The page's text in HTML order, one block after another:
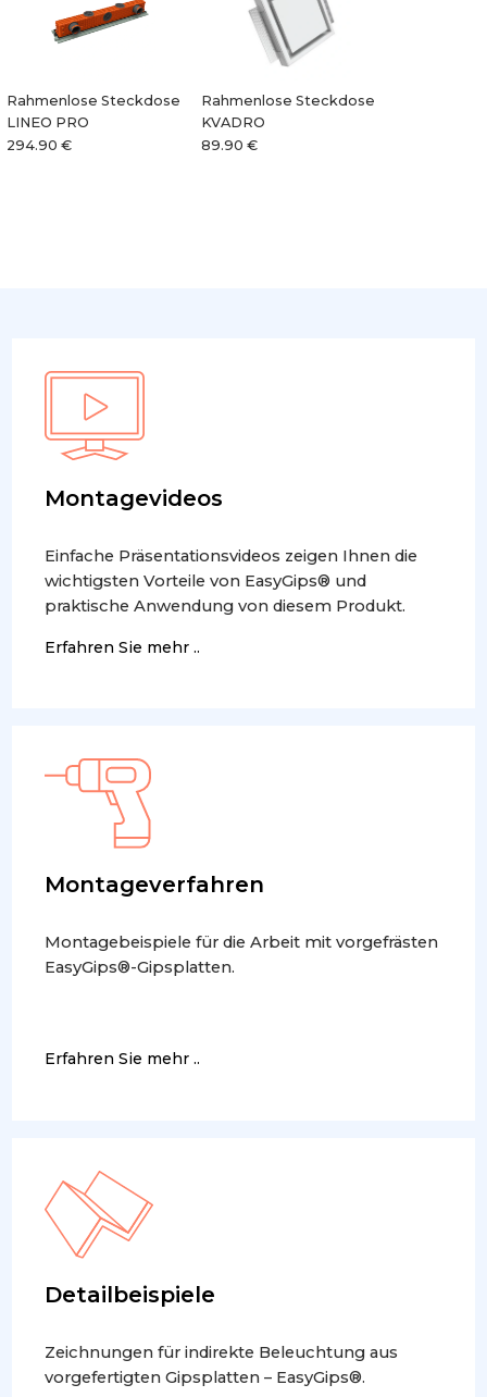
Rahmenlose Steckdose
LINEO PRO
294.90 €
Rahmenlose Steckdose
KVADRO
89.90 €
Montagevideos
Einfache Präsentationsvideos zeigen Ihnen die
wichtigsten Vorteile von EasyGips® und
praktische Anwendung von diesem Produkt.
Erfahren Sie mehr ..
Montageverfahren
Montagebeispiele für die Arbeit mit vorgefrästen
EasyGips®-Gipsplatten.
Erfahren Sie mehr ..
Detailbeispiele
Zeichnungen für indirekte Beleuchtung aus
vorgefertigten Gipsplatten – EasyGips®.